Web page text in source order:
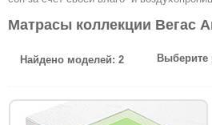
Матрасы коллекции Вегас
Найдено моделей: 2 Выберите